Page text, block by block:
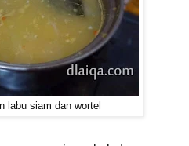
labu siam dan wortel